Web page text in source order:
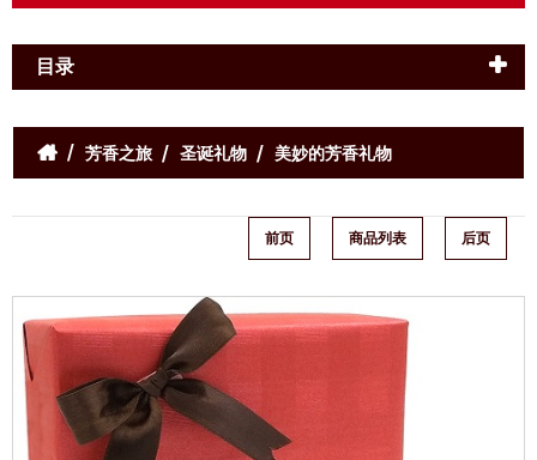
目录
芳香之旅 圣诞礼物 美妙的芳香礼物
前页 商品列表 后页